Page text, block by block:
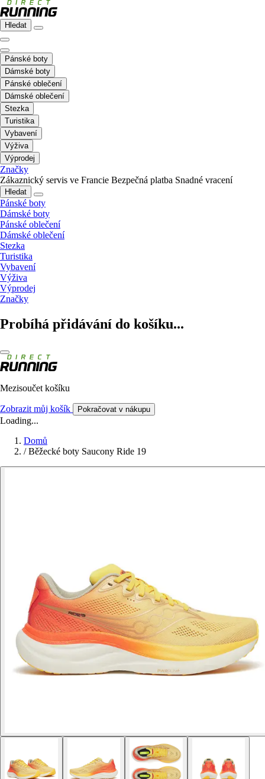
Hledat
Pánské boty
Dámské boty
Pánské oblečení
Dámské oblečení
Stezka
Turistika
Vybavení
Výživa
Výprodej
Značky
Zákaznický servis ve Francie Bezpečná platba Snadné vracení
Hledat
Pánské boty
Dámské boty
Pánské oblečení
Dámské oblečení
Stezka
Turistika
Vybavení
Výživa
Výprodej
Značky
Probíhá přidávání do košíku...
Mezisoučet košíku
Zobrazit můj košík Pokračovat v nákupu
Loading...
Domů
/ Běžecké boty Saucony Ride 19